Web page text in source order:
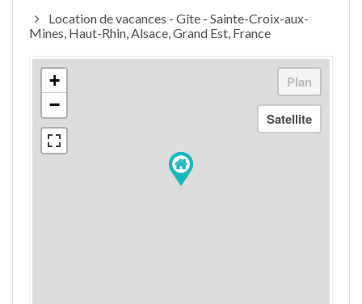
Location de vacances - Gîte - Sainte-Croix-aux-
Mines, Haut-Rhin, Alsace, Grand Est, France
+
−